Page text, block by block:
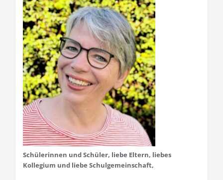
Schülerinnen und Schüler, liebe Eltern, liebes
Kollegium und liebe Schulgemeinschaft,